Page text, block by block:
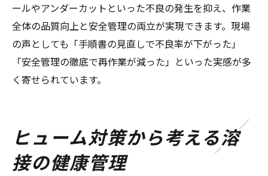
ールやアンダーカットといった不良の発生を抑え、作業
全体の品質向上と安全管理の両立が実現できます。現場
の声としても「手順書の見直しで不良率が下がった」
「安全管理の徹底で再作業が減った」といった実感が多
く寄せられています。
ヒューム対策から考える溶
接の健康管理